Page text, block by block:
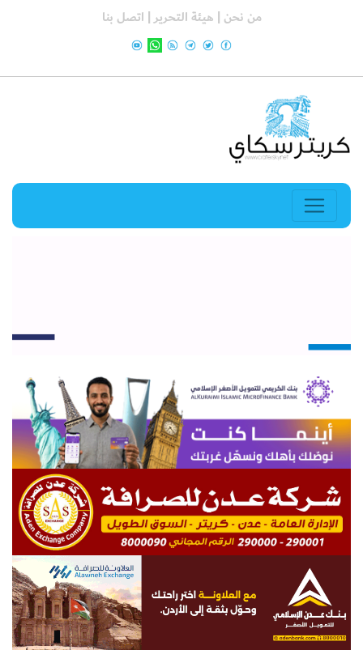
من نحن | هيئة التحرير | اتصل بنا